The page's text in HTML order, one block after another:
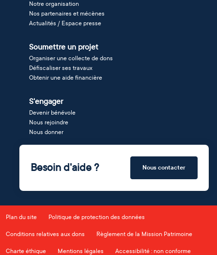
Notre organisation
Nos partenaires et mécènes
Actualités / Espace presse
Soumettre un projet
Organiser une collecte de dons
Défiscaliser ses travaux
Obtenir une aide financière
S'engager
Devenir bénévole
Nous rejoindre
Nous donner
Besoin d'aide ? Nous contacter
Plan du site Politique de protection des données
Conditions relatives aux dons Règlement de la Mission Patrimoine
Charte éthique Mentions légales Accessibilité : non conforme